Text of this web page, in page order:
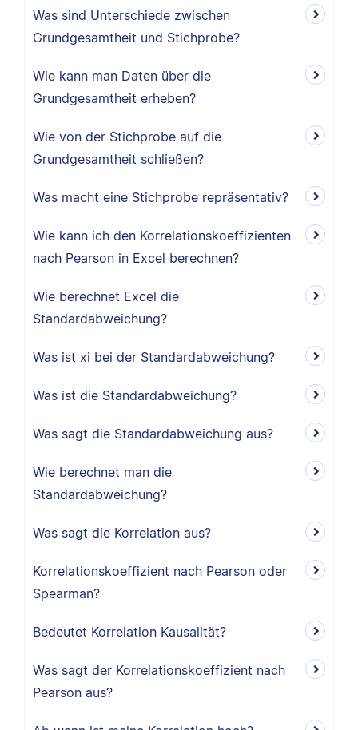
Was sind Unterschiede zwischen
Grundgesamtheit und Stichprobe?
Wie kann man Daten über die
Grundgesamtheit erheben?
Wie von der Stichprobe auf die
Grundgesamtheit schließen?
Was macht eine Stichprobe repräsentativ?
Wie kann ich den Korrelationskoeffizienten
nach Pearson in Excel berechnen?
Wie berechnet Excel die
Standardabweichung?
Was ist xi bei der Standardabweichung?
Was ist die Standardabweichung?
Was sagt die Standardabweichung aus?
Wie berechnet man die
Standardabweichung?
Was sagt die Korrelation aus?
Korrelationskoeffizient nach Pearson oder
Spearman?
Bedeutet Korrelation Kausalität?
Was sagt der Korrelationskoeffizient nach
Pearson aus?